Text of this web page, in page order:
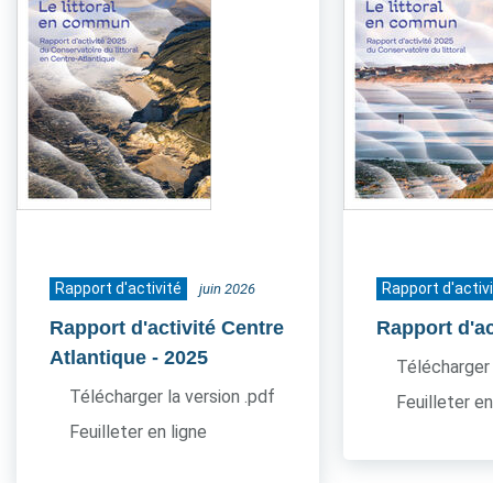
Rapport d'activité juin 2026
Rapport d'activité Centre
Atlantique - 2025
Télécharger la version .pdf
Feuilleter en ligne
Rapport
Rapport
Feuilleter